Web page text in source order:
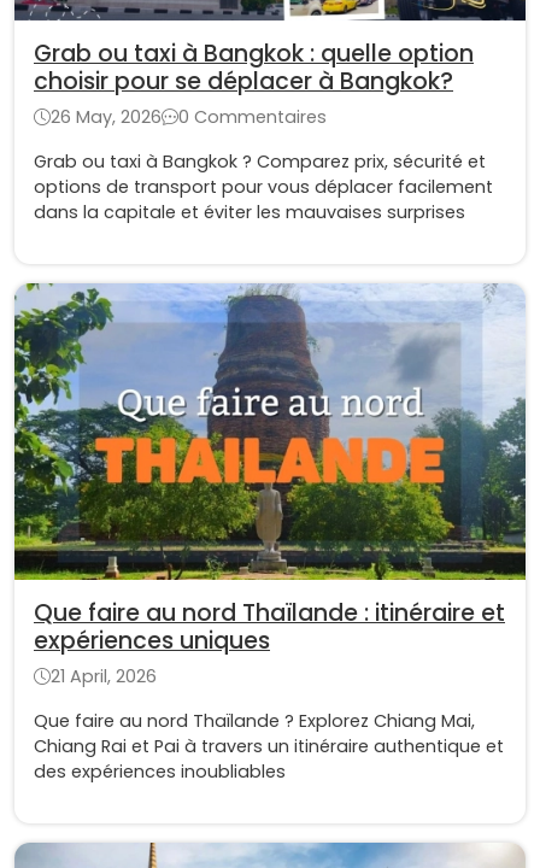
Grab ou taxi à Bangkok : quelle option
choisir pour se déplacer à Bangkok?
26 May, 2026
0 Commentaires
Grab ou taxi à Bangkok ? Comparez prix, sécurité et
options de transport pour vous déplacer facilement
dans la capitale et éviter les mauvaises surprises
Que faire au nord Thaïlande : itinéraire et
expériences uniques
21 April, 2026
Que faire au nord Thaïlande ? Explorez Chiang Mai,
Chiang Rai et Pai à travers un itinéraire authentique et
des expériences inoubliables